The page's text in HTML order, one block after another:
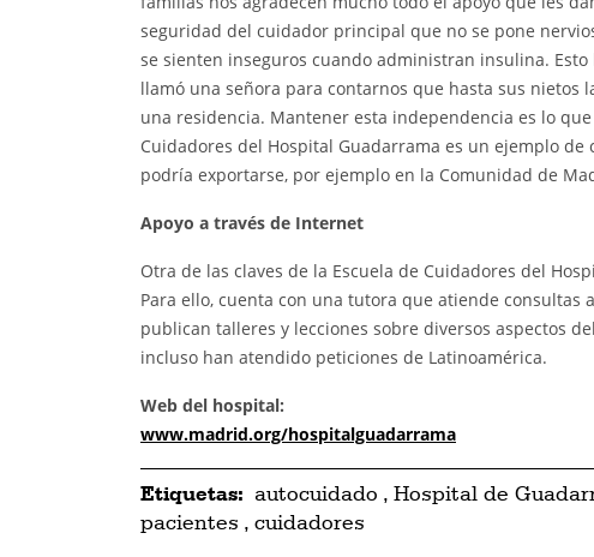
seguridad del cuidador principal que no se pone
se sienten inseguros cuando administran insulina.
llamó una señora para contarnos que hasta sus
una residencia. Mantener esta independencia es lo
Cuidadores del Hospital Guadarrama es un ejemplo
podría exportarse, por ejemplo en la Comunidad de
Apoyo a través de Internet
Otra de las claves de la Escuela de Cuidadores del
Para ello, cuenta con una tutora que atiende
publican talleres y lecciones sobre diversos aspectos
incluso han atendido peticiones de Latinoamérica.
Web del hospital:
www.madrid.org/hospitalguadarrama
Etiquetas: autocuidado , Hospital de
pacientes , cuidadores